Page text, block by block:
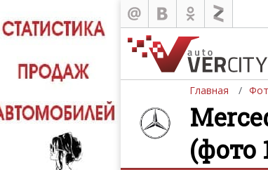
Главная
(фото
Автомобили
Последние добавления